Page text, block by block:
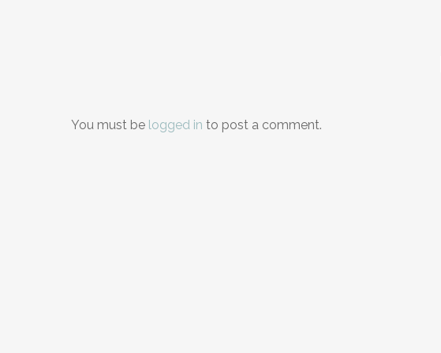
You must be logged in to post a comment.